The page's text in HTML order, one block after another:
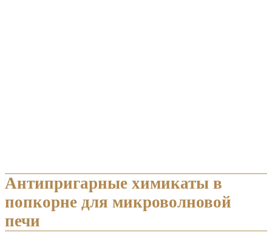
Антипригарные химикаты в
попкорне для микроволновой
печи